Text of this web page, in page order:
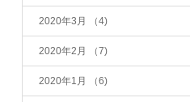
2020年3月 （4)
2020年2月 （7)
2020年1月 （6)